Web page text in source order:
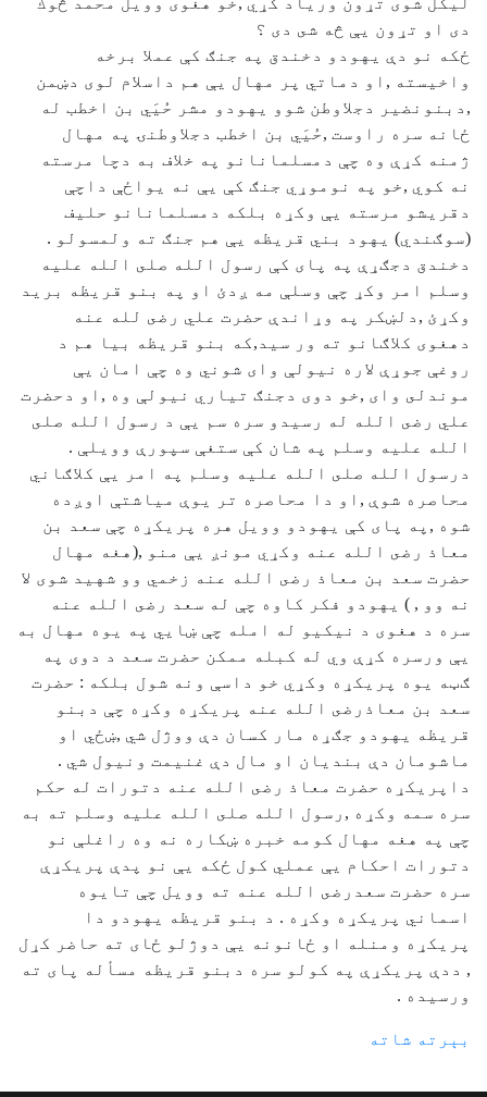
دى او تړون يې څه شى دى ؟
ځكه نو دې يهودو دخندق په جنګ كې عملا برخه
واخيسته ,او دماتي پر مهال يې هم داسلام لوی دښمن
,دبنونضير دجلاوطن شوو يهودو مشر حُيَي بن اخطب له
ځانه سره راوست ,حُيَي بن اخطب دجلاوطنۍ په مهال
ژمنه كړې وه چې دمسلمانانو په خلاف به دچا مرسته
نه كوي ,خو په نوموړي جنګ كې يې نه يواځې داچې
دقريشو مرسته يې وكړه بلكه دمسلمانانو حليف
(سوګندي) يهود بني قريظه يې هم جنګ ته ولمسولو .
دخندق دجګړې په پای كې رسول الله صلى الله عليه
وسلم امر وكړ چې وسلې مه ږدئ او په بنو قريظه بريد
وكړئ ,دلښكر په وړاندې حضرت علي رضى لله عنه
دهغوی كلاګانو ته ور سيد,كه بنو قريظه بيا هم د
روغې جوړې لاره نيولې وای شوني وه چې امان يې
موندلى وای ,خو دوی دجنګ تياري نيولې وه ,او دحضرت
علي رضى الله له رسيدو سره سم يې د رسول الله صلى
الله عليه وسلم په شان كې ستغې سپورې وويلې .
درسول الله صلى الله عليه وسلم په امر يې كلاګاني
محاصره شوې ,او دا محاصره تر يوې مياشتې اوږده
شوه ,په پای كې يهودو وويل هره پريكړه چې سعد بن
معاذ رضى الله عنه وكړي مونږ يې منو ,(هغه مهال
حضرت سعد بن معاذ رضى الله عنه زخمي وو شهيد شوى لا
نه وو , ) يهودو فكر كاوه چې له سعد رضى الله عنه
سره د هغوی د نيكيو له امله چې ښايي په يوه مهال به
يې ورسره كړې وي له كبله ممكن حضرت سعد د دوی په
ګټه يوه پريكړه وكړي خو داسې ونه شول بلكه : حضرت
سعد بن معاذرضى الله عنه پريكړه وكړه چې دبنو
قريظه يهودو جګړه مار كسان دې ووژل شي ,ښځي او
ماشومان دې بنديان او مال دې غنيمت ونيول شي .
داپريكړه حضرت معاذ رضى الله عنه دتورات له حكم
سره سمه وكړه ,رسول الله صلى الله عليه وسلم ته به
چې په هغه مهال كومه خبره ښكاره نه وه راغلې نو
دتورات احكام يې عملي كول ځكه يې نو پدې پريكړې
سره حضرت سعدرضى الله عنه ته وويل چې تايوه
اسماني پريكړه وكړه . د بنو قريظه يهودو دا
پريكړه ومنله او ځانونه يې دوژلو ځای ته حاضر كړل
, ددې پريكړې په كولو سره دبنو قريظه مسأله پای ته
ورسيده .
بېرته شاته